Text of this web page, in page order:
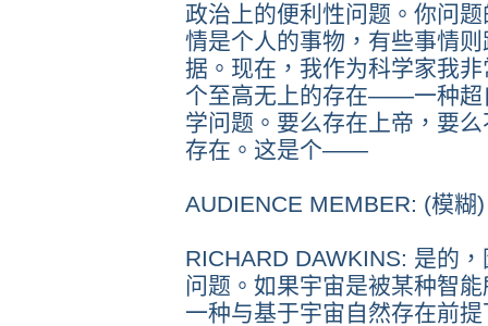
政治上的便利性问题。你问
情是个人的事物，有些事情
据。现在，我作为科学家我
个至高无上的存在——一种
学问题。要么存在上帝，要
存在。这是个——
AUDIENCE MEMBER: (模糊)
RICHARD DAWKINS: 是的
问题。如果宇宙是被某种智
一种与基于宇宙自然存在前